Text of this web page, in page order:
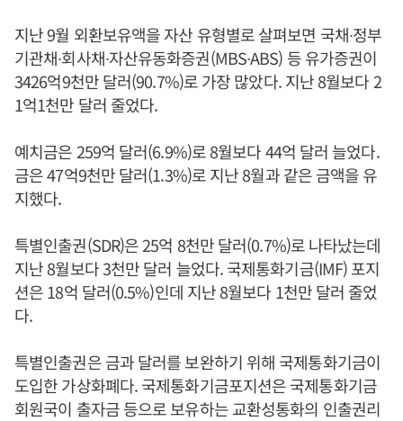
지난 9월 외환보유액을 자산 유형별로 살펴보면 국채∙정부
기관채∙회사채∙자산유동화증권(MBS∙ABS) 등 유가증권이
3426억9천만 달러(90.7%)로 가장 많았다. 지난 8월보다 2
1억1천만 달러 줄었다.
예치금은 259억 달러(6.9%)로 8월보다 44억 달러 늘었다.
금은 47억9천만 달러(1.3%)로 지난 8월과 같은 금액을 유
지했다.
특별인출권(SDR)은 25억 8천만 달러(0.7%)로 나타났는데
지난 8월보다 3천만 달러 늘었다. 국제통화기금(IMF) 포지
션은 18억 달러(0.5%)인데 지난 8월보다 1천만 달러 줄었
다.
특별인출권은 금과 달러를 보완하기 위해 국제통화기금이
도입한 가상화폐다. 국제통화기금포지션은 국제통화기금
회원국이 출자금 등으로 보유하는 교환성통화의 인출권리